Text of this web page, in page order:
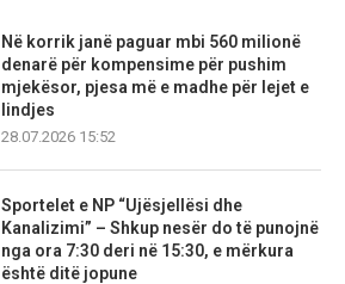
Në korrik janë paguar mbi 560 milionë
denarë për kompensime për pushim
mjekësor, pjesa më e madhe për lejet e
lindjes
28.07.2026 15:52
Sportelet e NP “Ujësjellësi dhe
Kanalizimi” – Shkup nesër do të punojnë
nga ora 7:30 deri në 15:30, e mërkura
është ditë jopune